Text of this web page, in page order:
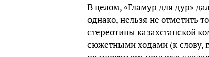
В целом, «Гламур для дур»
однако, нельзя не отметить
стереотипы казахстанской
сюжетными ходами (к слову,